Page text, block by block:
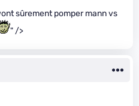
sûrement pomper mann vs
" />